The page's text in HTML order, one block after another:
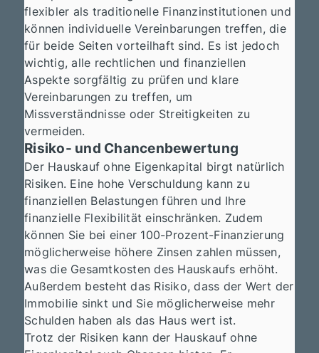
flexibler als traditionelle Finanzinstitutionen und
können individuelle Vereinbarungen treffen, die
für beide Seiten vorteilhaft sind. Es ist jedoch
wichtig, alle rechtlichen und finanziellen
Aspekte sorgfältig zu prüfen und klare
Vereinbarungen zu treffen, um
Missverständnisse oder Streitigkeiten zu
vermeiden.
Risiko- und Chancenbewertung
Der Hauskauf ohne Eigenkapital birgt natürlich
Risiken. Eine hohe Verschuldung kann zu
finanziellen Belastungen führen und Ihre
finanzielle Flexibilität einschränken. Zudem
können Sie bei einer 100-Prozent-Finanzierung
möglicherweise höhere Zinsen zahlen müssen,
was die Gesamtkosten des Hauskaufs erhöht.
Außerdem besteht das Risiko, dass der Wert der
Immobilie sinkt und Sie möglicherweise mehr
Schulden haben als das Haus wert ist.
Trotz der Risiken kann der Hauskauf ohne